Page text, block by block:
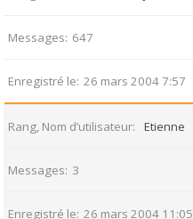
Messages 647
Enregistré le 26 mars 2004 7:57
Rang, Nom d’utilisateur Etienne
Messages 3
Enregistré le 26 mars 2004 11:05